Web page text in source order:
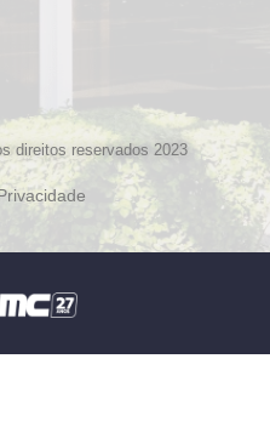
direitos reservados 2023